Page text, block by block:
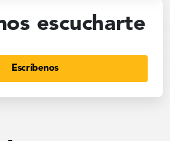
escucharte
Escríbenos